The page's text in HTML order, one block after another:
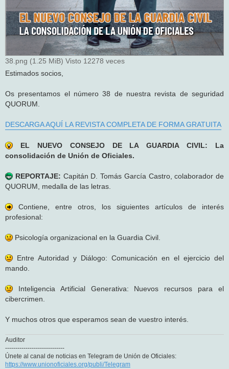
38.png (1.25 MiB) Visto 12278 veces
Estimados socios,
Os presentamos el número 38 de nuestra revista de seguridad
QUORUM.
DESCARGA AQUÍ LA REVISTA COMPLETA DE FORMA GRATUITA
EL NUEVO CONSEJO DE LA GUARDIA CIVIL: La
consolidación de Unión de Oficiales.
REPORTAJE: Capitán D. Tomás García Castro, colaborador de
QUORUM, medalla de las letras.
Contiene, entre otros, los siguientes artículos de interés
profesional:
Psicología organizacional en la Guardia Civil.
Entre Autoridad y Diálogo: Comunicación en el ejercicio del
mando.
Inteligencia Artificial Generativa: Nuevos recursos para el
cibercrimen.
Y muchos otros que esperamos sean de vuestro interés.
Auditor
-----------------------------
Únete al canal de noticias en Telegram de Unión de Oficiales:
https://www.unionoficiales.org/publi/Telegram